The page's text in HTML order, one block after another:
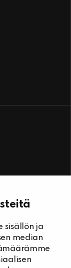
sisällön ja
median